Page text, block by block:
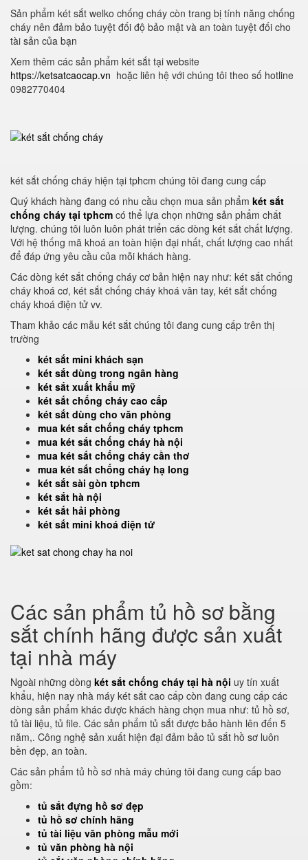
Sản phẩm két sắt welko chống cháy còn trang bị tính năng chống
cháy nên đảm bảo tuyệt đối độ bảo mật và an toàn tuyệt đối cho
tài sản của bạn
Xem thêm các sản phẩm két sắt tại website
https://ketsatcaocap.vn hoặc liên hệ với chúng tôi theo số hotline
0982770404
két sắt chống cháy hiện tại tphcm chúng tôi đang cung cấp
Quý khách hàng đang có nhu cầu chọn mua sản phẩm két sắt
chống cháy tại tphcm có thể lựa chọn những sản phẩm chất
lượng. chúng tôi luôn luôn phát triển các dòng két sắt chất lượng.
Với hệ thống mã khoá an toàn hiện đại nhất, chất lượng cao nhất
để đáp ứng yêu cầu của mỗi khách hàng.
Các dòng két sắt chống cháy cơ bản hiện nay như: két sắt chống
cháy khoá cơ, két sắt chống cháy khoá vân tay, két sắt chống
cháy khoá điện tử vv.
Tham khảo các mẫu két sắt chúng tôi đang cung cấp trên thị
trường
két sắt mini khách sạn
két sắt dùng trong ngân hàng
két sắt xuất khẩu mỹ
két sắt chống cháy cao cấp
két sắt dùng cho văn phòng
mua két sắt chống cháy tphcm
mua két sắt chống cháy hà nội
mua két sắt chống cháy cần thơ
mua két sắt chống cháy hạ long
két sắt sài gòn tphcm
két sắt hà nội
két sắt hải phòng
két sắt mini khoá điện tử
Các sản phẩm tủ hồ sơ bằng
sắt chính hãng được sản xuất
tại nhà máy
Ngoài những dòng két sắt chống cháy tại hà nội uy tín xuất
khẩu, hiện nay nhà máy két sắt cao cấp còn đang cung cấp các
dòng sản phẩm khác được khách hàng chọn mua như: tủ hồ sơ,
tủ tài liệu, tủ file. Các sản phẩm tủ sắt được bảo hành lên đến 5
năm,. Công nghệ sản xuất hiện đại đảm bảo tủ sắt hồ sơ luôn
bền đẹp, an toàn.
Các sản phẩm tủ hồ sơ nhà máy chúng tôi đang cung cấp bao
gồm:
tủ sắt đựng hồ sơ đẹp
tủ hồ sơ chính hãng
tủ tài liệu văn phòng mẫu mới
tủ văn phòng hà nội